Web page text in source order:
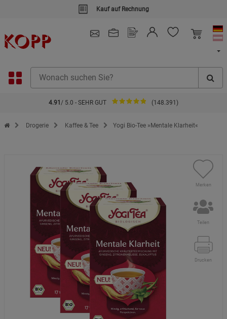
Kauf auf Rechnung
4.91 / 5.0 - SEHR GUT (148.391)
Zur Startseite des Kopp Verlag Online-Shop
Drogerie Kaffee & Tee Yogi Bio-Tee »Mentale Klarheit«
Merken
Teilen
Drucken